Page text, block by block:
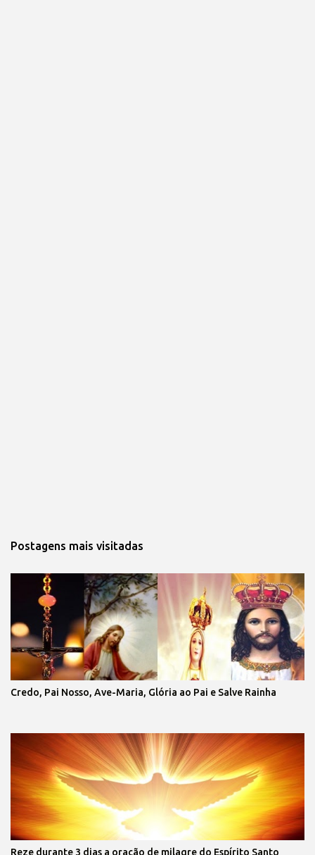
Postagens mais visitadas
Credo, Pai Nosso, Ave-Maria, Glória ao Pai e Salve Rainha
Reze durante 3 dias a oração de milagre do Espírito Santo